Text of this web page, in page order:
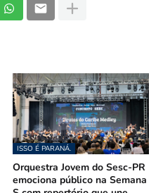
ISSO É PARANÁ.
Orquestra Jovem do Sesc-PR
emociona público na Semana